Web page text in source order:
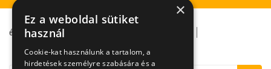
érszűkület boka
×
Ez a weboldal sütiket
használ
Cookie-kat használunk a tartalom, a
hirdetések személyre szabására és a